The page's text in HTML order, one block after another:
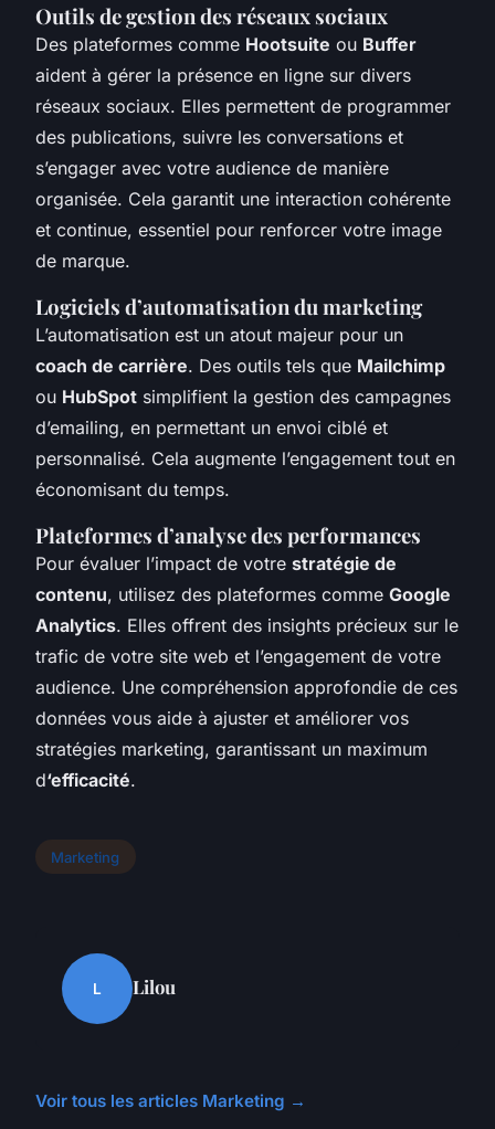
Outils de gestion des réseaux sociaux
Des plateformes comme Hootsuite ou Buffer
aident à gérer la présence en ligne sur divers
réseaux sociaux. Elles permettent de programmer
des publications, suivre les conversations et
s’engager avec votre audience de manière
organisée. Cela garantit une interaction cohérente
et continue, essentiel pour renforcer votre image
de marque.
Logiciels d’automatisation du marketing
L’automatisation est un atout majeur pour un
coach de carrière. Des outils tels que Mailchimp
ou HubSpot simplifient la gestion des campagnes
d’emailing, en permettant un envoi ciblé et
personnalisé. Cela augmente l’engagement tout en
économisant du temps.
Plateformes d’analyse des performances
Pour évaluer l’impact de votre stratégie de
contenu, utilisez des plateformes comme Google
Analytics. Elles offrent des insights précieux sur le
trafic de votre site web et l’engagement de votre
audience. Une compréhension approfondie de ces
données vous aide à ajuster et améliorer vos
stratégies marketing, garantissant un maximum
d‘efficacité.
Marketing
L Lilou
Voir tous les articles Marketing →